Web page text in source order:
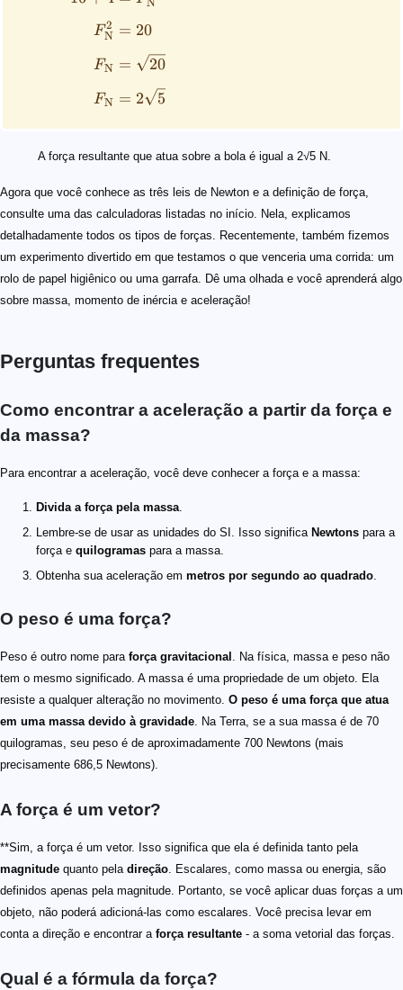
FN
2
FN
FN
N
= 20
=
20
= 2 5
A força resultante que atua sobre a bola é igual a 2√5 N.
Agora que você conhece as três leis de Newton e a definição de força,
consulte uma das calculadoras listadas no início. Nela, explicamos
detalhadamente todos os tipos de forças. Recentemente, também fizemos
um experimento divertido em que testamos o que venceria uma corrida: um
rolo de papel higiênico ou uma garrafa. Dê uma olhada e você aprenderá algo
sobre massa, momento de inércia e aceleração!
Perguntas frequentes
Como encontrar a aceleração a partir da força e
da massa?
Para encontrar a aceleração, você deve conhecer a força e a massa:
Divida a força pela massa.
Lembre-se de usar as unidades do SI. Isso significa Newtons para a
força e quilogramas para a massa.
Obtenha sua aceleração em metros por segundo ao quadrado.
O peso é uma força?
Peso é outro nome para força gravitacional . Na física, massa e peso não
tem o mesmo significado. A massa é uma propriedade de um objeto. Ela
resiste a qualquer alteração no movimento. O peso é uma força que atua
em uma massa devido à gravidade. Na Terra, se a sua massa é de 70
quilogramas, seu peso é de aproximadamente 700 Newtons (mais
precisamente 686,5 Newtons).
A força é um vetor?
**Sim, a força é um vetor. Isso significa que ela é definida tanto pela
magnitude quanto pela direção. Escalares, como massa ou energia, são
definidos apenas pela magnitude. Portanto, se você aplicar duas forças a um
objeto, não poderá adicioná-las como escalares. Você precisa levar em
conta a direção e encontrar a força resultante - a soma vetorial das forças.
Qual é a fórmula da força?